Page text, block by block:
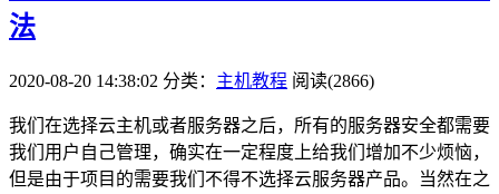
法
2020-08-20 14:38:02 分类： 主机教程 阅读(2866)
我们在选择云主机或者服务器之后，所有的服务器安全都需要
我们用户自己管理，确实在一定程度上给我们增加不少烦恼，
但是由于项目的需要我们不得不选择云服务器产品。当然在之